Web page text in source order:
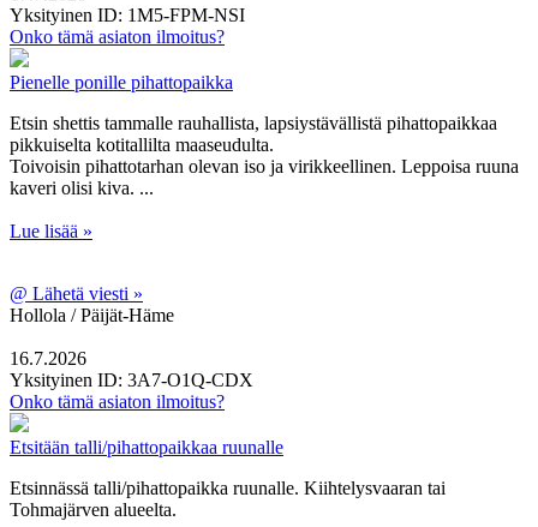
Yksityinen ID: 1M5-FPM-NSI
Onko tämä asiaton ilmoitus?
Pienelle ponille pihattopaikka
Etsin shettis tammalle rauhallista, lapsiystävällistä pihattopaikkaa
pikkuiselta kotitallilta maaseudulta.
Toivoisin pihattotarhan olevan iso ja virikkeellinen. Leppoisa ruuna
kaveri olisi kiva. ...
Lue lisää »
@ Lähetä viesti »
Hollola / Päijät-Häme
16.7.2026
Yksityinen ID: 3A7-O1Q-CDX
Onko tämä asiaton ilmoitus?
Etsitään talli/pihattopaikkaa ruunalle
Etsinnässä talli/pihattopaikka ruunalle. Kiihtelysvaaran tai
Tohmajärven alueelta.